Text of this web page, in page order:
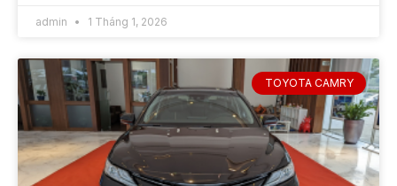
admin 1 Tháng 1, 2026
TOYOTA CAMRY